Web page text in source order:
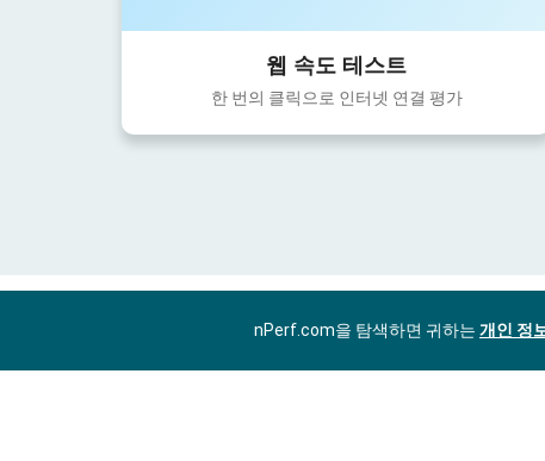
웹 속도 테스트
한 번의 클릭으로 인터넷 연결 평가
nPerf.com을 탐색하면 귀하는 개인 정